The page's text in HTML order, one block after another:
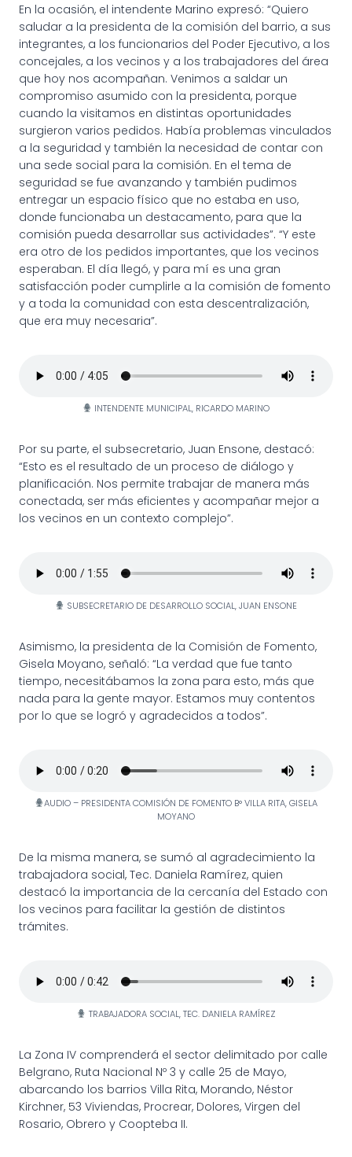
En la ocasión, el intendente Marino expresó: “Quiero
saludar a la presidenta de la comisión del barrio, a sus
integrantes, a los funcionarios del Poder Ejecutivo, a los
concejales, a los vecinos y a los trabajadores del área
que hoy nos acompañan. Venimos a saldar un
compromiso asumido con la presidenta, porque
cuando la visitamos en distintas oportunidades
surgieron varios pedidos. Había problemas vinculados
a la seguridad y también la necesidad de contar con
una sede social para la comisión. En el tema de
seguridad se fue avanzando y también pudimos
entregar un espacio físico que no estaba en uso,
donde funcionaba un destacamento, para que la
comisión pueda desarrollar sus actividades”. “Y este
era otro de los pedidos importantes, que los vecinos
esperaban. El día llegó, y para mí es una gran
satisfacción poder cumplirle a la comisión de fomento
y a toda la comunidad con esta descentralización,
que era muy necesaria”.
INTENDENTE MUNICIPAL, RICARDO MARINO
Por su parte, el subsecretario, Juan Ensone, destacó:
“Esto es el resultado de un proceso de diálogo y
planificación. Nos permite trabajar de manera más
conectada, ser más eficientes y acompañar mejor a
los vecinos en un contexto complejo”.
SUBSECRETARIO DE DESARROLLO SOCIAL, JUAN ENSONE
Asimismo, la presidenta de la Comisión de Fomento,
Gisela Moyano, señaló: “La verdad que fue tanto
tiempo, necesitábamos la zona para esto, más que
nada para la gente mayor. Estamos muy contentos
por lo que se logró y agradecidos a todos”.
AUDIO – PRESIDENTA COMISIÓN DE FOMENTO B° VILLA RITA, GISELA
MOYANO
De la misma manera, se sumó al agradecimiento la
trabajadora social, Tec. Daniela Ramírez, quien
destacó la importancia de la cercanía del Estado con
los vecinos para facilitar la gestión de distintos
trámites.
TRABAJADORA SOCIAL, TEC. DANIELA RAMÍREZ
La Zona IV comprenderá el sector delimitado por calle
Belgrano, Ruta Nacional Nº 3 y calle 25 de Mayo,
abarcando los barrios Villa Rita, Morando, Néstor
Kirchner, 53 Viviendas, Procrear, Dolores, Virgen del
Rosario, Obrero y Coopteba II.